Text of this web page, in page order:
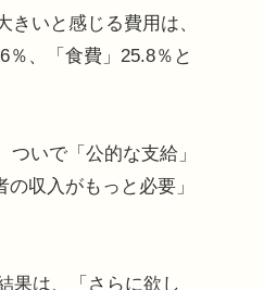
いと感じる費用は、
％、「食費」25.8％と
いで「公的な支給」
収入がもっと必要」
果は、「さらに欲し